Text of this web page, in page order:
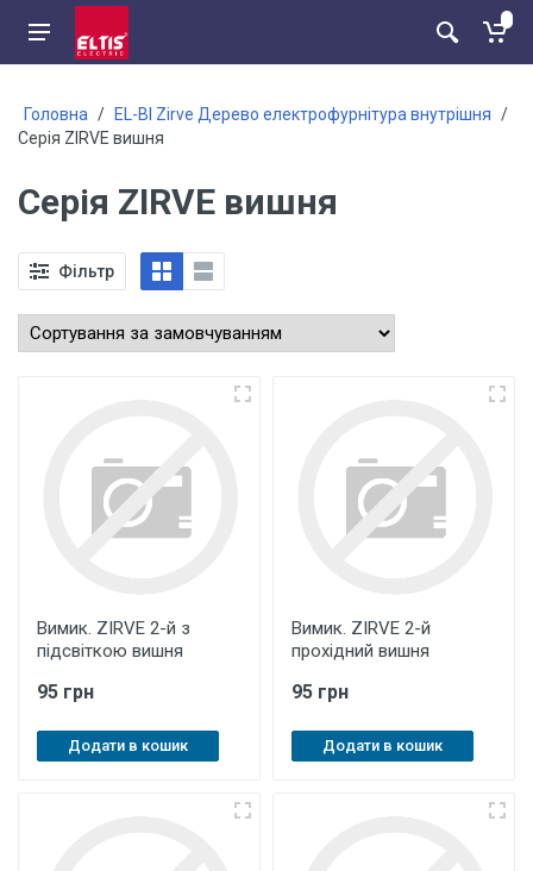
Головна / EL-BI Zirve Дерево електрофурнітура внутрішня /
Серія ZIRVE вишня
Серія ZIRVE вишня
Фільтр
Вимик. ZIRVE 2-й з
підсвіткою вишня
95 грн
Додати в кошик
Вимик. ZIRVE 2-й
прохідний вишня
95 грн
Додати в кошик